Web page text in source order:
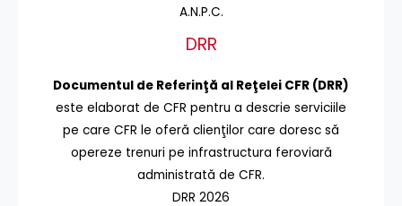
A.N.P.C.
DRR
Documentul de Referinţă al Reţelei CFR (DRR)
este elaborat de CFR pentru a descrie serviciile
pe care CFR le oferă clienţilor care doresc să
opereze trenuri pe infrastructura feroviară
administrată de CFR.
DRR 2026